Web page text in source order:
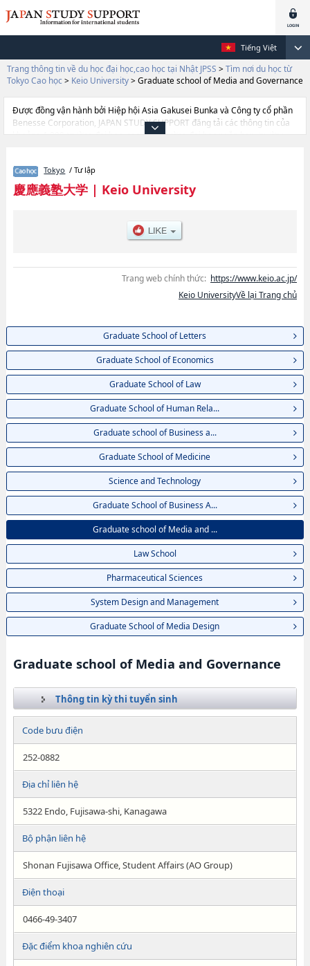
Tiếng Việt
Trang thông tin về du học đại học,cao học tại Nhật JPSS > Tìm nơi du học từ
Tokyo Cao học > Keio University> Graduate school of Media and Governance
Được đồng vận hành bởi Hiệp hội Asia Gakusei Bunka và Công ty cổ phần
Benesse Corporation, JAPAN STUDY SUPPORT đăng tải các thông tin của
khoảng 1.300 trường đại học, cao học, trường đại học ngắn hạn, trường
thiết dành cho du học sinh, như là về các Graduate School of
LettershoặcGraduate School of EconomicshoặcGraduate School of
LawhoặcGraduate School of Human RelationshoặcGraduate school of
and TechnologyhoặcGraduate School of Business
AdministrationhoặcGraduate school of Media and GovernancehoặcLaw
khoa nghiên cứu, thông tin liên quan đến thi tuyển như số lượng tuyển
sinh, số lượng trúng tuyển, cở sở trang thiết bị, hướng dẫn địa điểm v.v...
Tokyo / Tư lập
慶應義塾大学| Keio University
Trang web chính thức: https://www.keio.ac.jp/
Keio UniversityVề lại Trang chủ
Graduate School of Letters
Graduate School of Economics
Graduate School of Law
Graduate School of Human Rela...
Graduate school of Business a...
Graduate School of Medicine
Science and Technology
Graduate School of Business A...
Graduate school of Media and ...
Law School
Pharmaceutical Sciences
System Design and Management
Graduate School of Media Design
Graduate school of Media and Governance
Thông tin kỳ thi tuyển sinh
Code bưu điện
252-0882
Địa chỉ liên hệ
5322 Endo, Fujisawa-shi, Kanagawa
Bộ phận liên hệ
Shonan Fujisawa Office, Student Affairs (AO Group)
Điện thoại
0466-49-3407
Đặc điểm khoa nghiên cứu